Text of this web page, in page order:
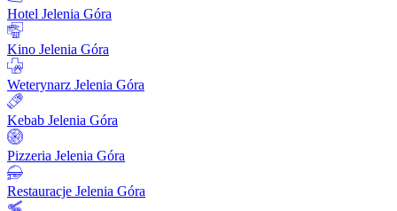
Hotel Jelenia Góra
Kino Jelenia Góra
Weterynarz Jelenia Góra
Kebab Jelenia Góra
Pizzeria Jelenia Góra
Restauracje Jelenia Góra